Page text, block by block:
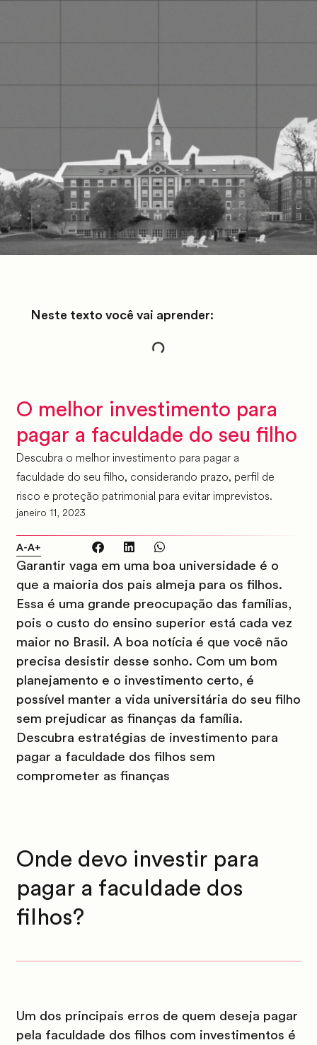
O melhor investimento para
pagar a faculdade do seu filho
Descubra o melhor investimento para pagar a
faculdade do seu filho, considerando prazo, perfil de
risco e proteção patrimonial para evitar imprevistos.
janeiro 11, 2023
A-A+
Garantir vaga em uma boa universidade é o
que a maioria dos pais almeja para os filhos.
Essa é uma grande preocupação das famílias,
pois o custo do ensino superior está cada vez
maior no Brasil. A boa notícia é que você não
precisa desistir desse sonho. Com um bom
planejamento e o investimento certo, é
possível manter a vida universitária do seu filho
sem prejudicar as finanças da família.
Descubra estratégias de investimento para
pagar a faculdade dos filhos sem
comprometer as finanças
Onde devo investir para
pagar a faculdade dos
filhos?
Um dos principais erros de quem deseja pagar
pela faculdade dos filhos com investimentos é
Neste texto você vai aprender: